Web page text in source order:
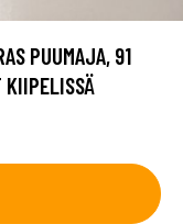
PUUMAJA, 91
KIIPELISSÄ